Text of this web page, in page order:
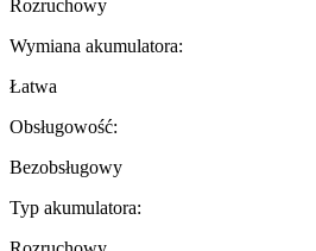
Rozruchowy
Wymiana akumulatora:
Łatwa
Obsługowość:
Bezobsługowy
Typ akumulatora: